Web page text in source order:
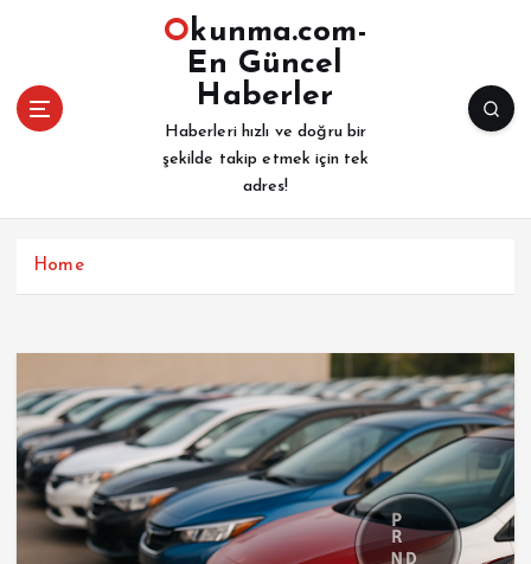
Okunma.com-
En Güncel
Haberler
Haberleri hızlı ve doğru bir
şekilde takip etmek için tek
adres!
Home